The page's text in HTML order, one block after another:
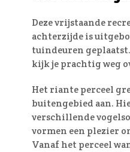
Deze vrijstaande
achterzijde is
tuindeuren
kijk je prachtig weg
Het riante perceel
buitengebied aan.
verschillende
vormen een plezier
Vanaf het perceel